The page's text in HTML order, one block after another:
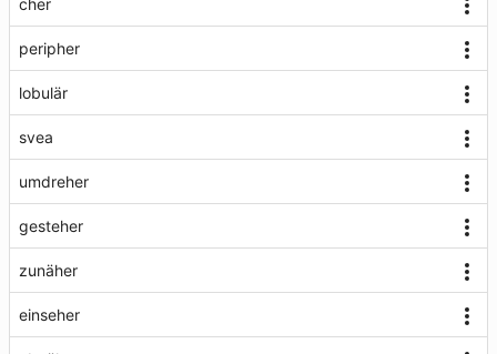
cher
peripher
lobulär
svea
umdreher
gesteher
zunäher
einseher